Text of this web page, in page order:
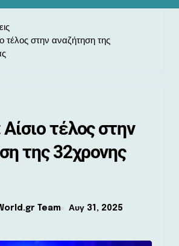
τέλος στην αναζήτηση της
τέλος στην
της 32χρονης
Team
Αυγ 31, 2025